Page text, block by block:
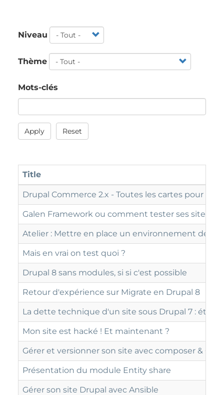
Niveau
Thème
Mots-clés
Apply Reset
Title
Drupal Commerce 2.x - Toutes les cartes pour un
Galen Framework ou comment tester ses sites
Atelier : Mettre en place un environnement de
Mais en vrai on test quoi ?
Drupal 8 sans modules, si si c'est possible
Retour d'expérience sur Migrate en Drupal 8
La dette technique d'un site sous Drupal 7 : état
Mon site est hacké ! Et maintenant ?
Gérer et versionner son site avec composer & Git
Présentation du module Entity share
Gérer son site Drupal avec Ansible